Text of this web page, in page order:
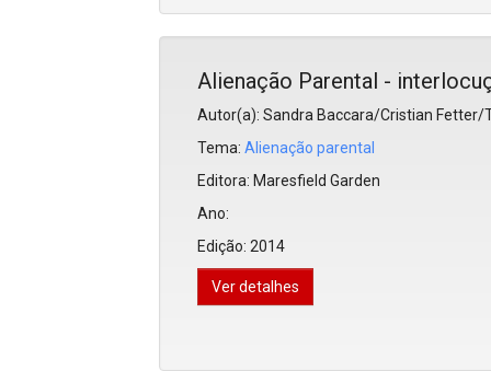
Alienação Parental -
Autor(a): Sandra Baccara/Cristian
Tema: Alienação parental
Editora: Maresfield Garden
Ano:
Edição: 2014
Ver detalhes